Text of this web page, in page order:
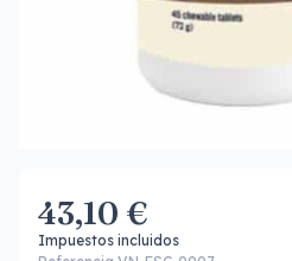
43,10 €
Impuestos incluidos